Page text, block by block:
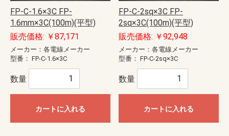
FP-C-1.6×3C FP-
1.6mm×3C(100m)(平型)
販売価格: ￥87,171
メーカー：各電線メーカー
型番： FP-C-1.6×3C
数量
カートに入れる
FP-C-2sq×3C FP-
2sq×3C(100m)(平型)
販売価格: ￥92,948
メーカー：各電線メーカー
型番： FP-C-2sq×3C
数量
カートに入れる